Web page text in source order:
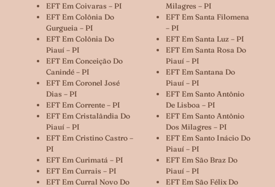
EFT Em Coivaras – PI
EFT Em Colônia Do
Gurgueia – PI
EFT Em Colônia Do
Piauí – PI
EFT Em Conceição Do
Canindé – PI
EFT Em Coronel José
Dias – PI
EFT Em Corrente – PI
EFT Em Cristalândia Do
Piauí – PI
EFT Em Cristino Castro –
PI
EFT Em Curimatá – PI
EFT Em Currais – PI
EFT Em Curral Novo Do
Milagres – PI
EFT Em Santa Filomena
– PI
EFT Em Santa Luz – PI
EFT Em Santa Rosa Do
Piauí – PI
EFT Em Santana Do
Piauí – PI
EFT Em Santo Antônio
De Lisboa – PI
EFT Em Santo Antônio
Dos Milagres – PI
EFT Em Santo Inácio Do
Piauí – PI
EFT Em São Braz Do
Piauí – PI
EFT Em São Félix Do